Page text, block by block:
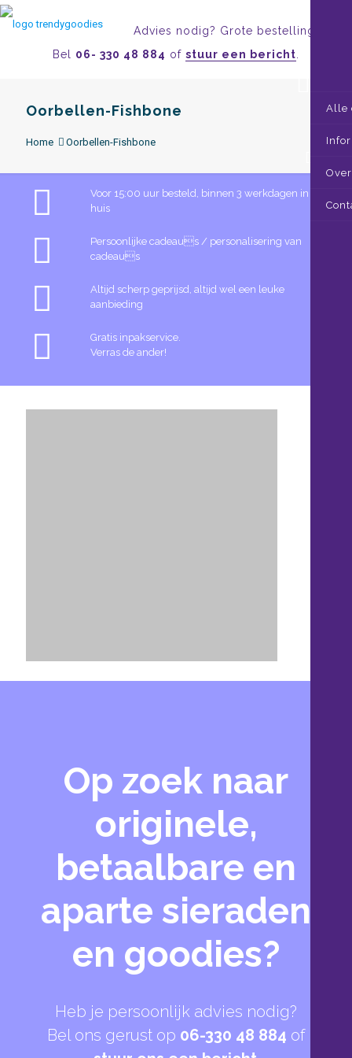
Advies nodig? Grote bestelling?
Bel 06- 330 48 884 of stuur een bericht
Oorbellen-Fishbone
Home Oorbellen-Fishbone
Voor 15:00 uur besteld, binnen 3 werkdagen in
huis
Persoonlijke cadeaus / personalisering van
cadeaus
Altijd scherp geprijsd, altijd wel een leuke
aanbieding
Gratis inpakservice.
Verras de ander!
Op zoek naar
originele,
betaalbare en
aparte sieraden
en goodies?
Heb je persoonlijk advies nodig?
Bel ons gerust op 06-330 48 884 of
Alle